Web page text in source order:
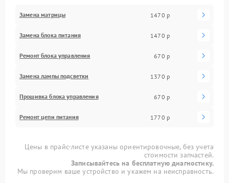
Замена матрицы 1470 р
Замена блока питания 1470 р
Ремонт блока управления 670 р
Замена лампы подсветки 1370 р
Прошивка блока управления 670 р
Ремонт цепи питания 1770 р
Цены в прайс-листе указаны ориентировочные, без учета
стоимости запчастей.
Записывайтесь на бесплатную диагностику.
Мы проверим ваше устройство и укажем на неисправность.